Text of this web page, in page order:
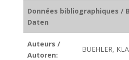
Données bibliographiques /
Daten
Auteurs /
Autoren:
BUEHLER,